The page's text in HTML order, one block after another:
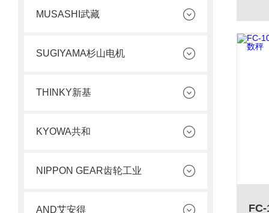
MUSASHI武藏
SUGIYAMA杉山电机
THINKY新基
KYOWA共和
NIPPON GEAR齿轮工业
AND艾安得